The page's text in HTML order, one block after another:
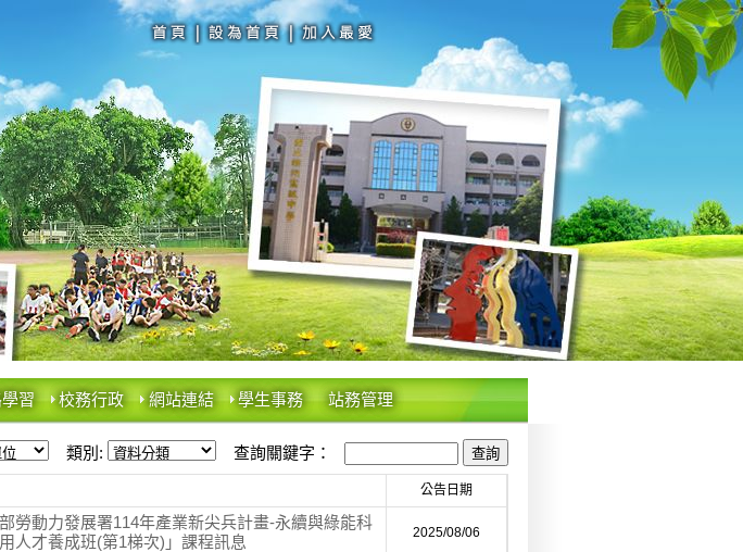
習 校務行政 網站連結 學生事務 站務管理
類別: 查詢關鍵字：
公告日期
勞動力發展署114年產業新尖兵計畫-永續與綠能科
人才養成班(第1梯次)」課程訊息
2025/08/06